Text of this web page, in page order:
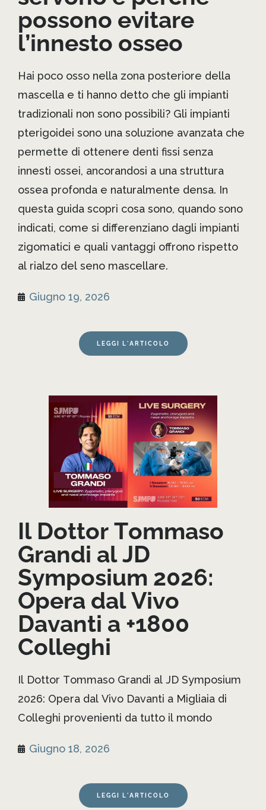
possono evitare
l’innesto osseo
Hai poco osso nella zona posteriore della
mascella e ti hanno detto che gli impianti
tradizionali non sono possibili? Gli impianti
pterigoidei sono una soluzione avanzata che
permette di ottenere denti fissi senza
innesti ossei, ancorandosi a una struttura
ossea profonda e naturalmente densa. In
questa guida scopri cosa sono, quando sono
indicati, come si differenziano dagli impianti
zigomatici e quali vantaggi offrono rispetto
al rialzo del seno mascellare.
Giugno 19, 2026
LEGGI L'ARTICOLO
Il Dottor Tommaso
Grandi al JD
Symposium 2026:
Opera dal Vivo
Davanti a +1800
Colleghi
Il Dottor Tommaso Grandi al JD Symposium
2026: Opera dal Vivo Davanti a Migliaia di
Colleghi provenienti da tutto il mondo
Giugno 18, 2026
LEGGI L'ARTICOLO